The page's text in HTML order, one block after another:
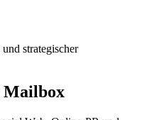
strategischer
Mailbox